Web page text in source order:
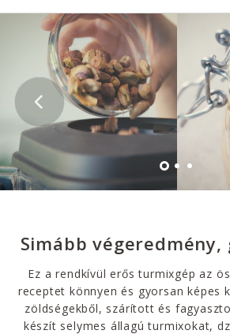
Simább végeredmény,
Ez a rendkívül erős turmixgép az
receptet könnyen és gyorsan képes
zöldségekből, szárított és
készít selymes állagú turmixokat,